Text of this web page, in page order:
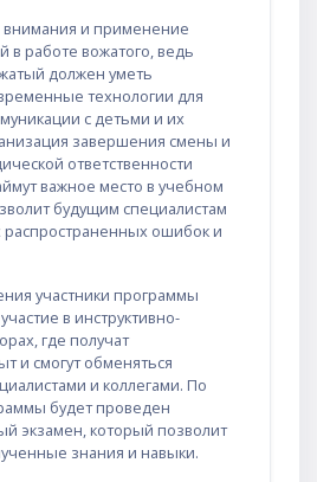
внимания и применение
в работе вожатого, ведь
должен уметь
технологии для
с детьми и их
завершения смены и
ответственности
важное место в учебном
будущим специалистам
распространенных ошибок и
участники программы
в инструктивно-
где получат
и смогут обменяться
и коллегами. По
будет проведен
экзамен, который позволит
знания и навыки.